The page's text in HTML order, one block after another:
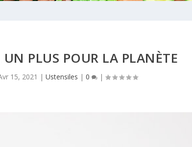
PLUS POUR LA PLANÈTE
15, 2021 | Ustensiles | 0 |